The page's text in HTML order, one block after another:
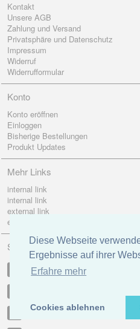
Diese Webseite
Ergebnisse auf ihrer
Erfahre mehr
Cookies ablehnen
Kontakt
Unsere AGB
Zahlung und Versand
Privatsphäre und Datenschutz
Impressum
Widerruf
Widerrufformular
Konto
Konto eröffnen
Einloggen
Bisherige Bestellungen
Produkt Updates
Mehr Links
internal link
internal link
external link
external link
Social
Facebook
Google +